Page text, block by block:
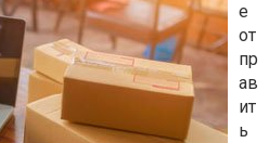
е
от
пр
ав
ит
ь